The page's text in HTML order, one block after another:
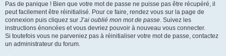
Pas de panique ! Bien que votre mot de passe ne puisse pas être récupéré, il
peut facilement être réinitialisé. Pour ce faire, rendez vous sur la page de
connexion puis cliquez sur J’ai oublié mon mot de passe. Suivez les
instructions énoncées et vous devriez pouvoir à nouveau vous connecter.
Si toutefois vous ne parveniez pas à réinitialiser votre mot de passe, contactez
un administrateur du forum.